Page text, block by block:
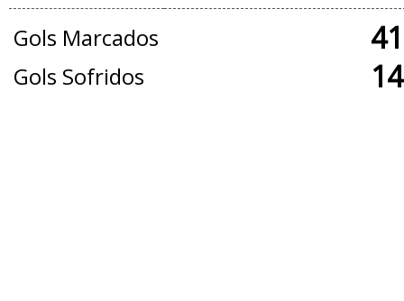
Gols Marcados
Gols Sofridos